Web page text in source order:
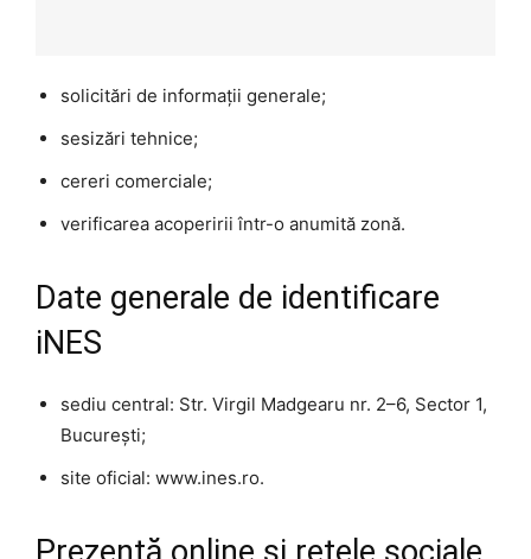
solicitări de informații generale;
sesizări tehnice;
cereri comerciale;
verificarea acoperirii într-o anumită zonă.
Date generale de identificare
iNES
sediu central: Str. Virgil Madgearu nr. 2–6, Sector 1,
București;
site oficial: www.ines.ro.